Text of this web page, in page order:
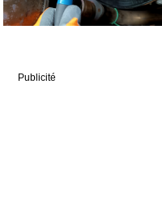
Publicité